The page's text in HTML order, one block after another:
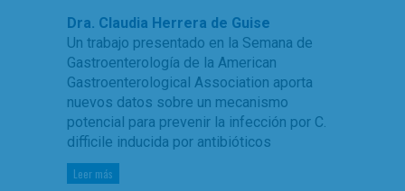
Dra. Claudia Herrera de Guise
Un trabajo presentado en la Semana de
Gastroenterología de la American
Gastroenterological Association aporta
nuevos datos sobre un mecanismo
potencial para prevenir la infección por C.
difficile inducida por antibióticos
Leer más